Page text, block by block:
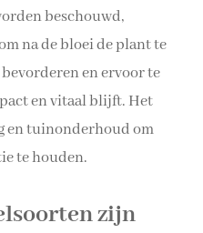
beschouwd,
na de bloei de plant te
en ervoor te
en vitaal blijft. Het
en tuinonderhoud om
te houden.
zijn